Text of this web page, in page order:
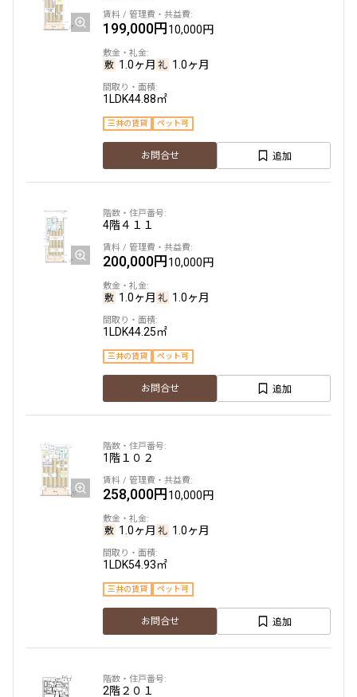
お問合せ
12階１２０１
350,000円15,000円
1.0ヶ月 無
新築 三井の賃貸
お問合せ
3階３０２
382,000円18,000円
1.0ヶ月 無
新築 三井の賃貸
お問合せ
4階 ４０２
1.0ヶ月 無
1LDK44.30㎡
4階 ４０５
1.0ヶ月 無
1LDK43.36㎡
6階６１７
275,000円15,000円
1.0ヶ月 無
三井の賃貸 ペット可
199,000円10,000円
1.0ヶ月 1.0ヶ月
1LDK44.88㎡
三井の賃貸 ペット可
お問合せ 追加
4階４１１
200,000円10,000円
1.0ヶ月 1.0ヶ月
1LDK44.25㎡
三井の賃貸 ペット可
お問合せ 追加
1階１０２
258,000円10,000円
1.0ヶ月 1.0ヶ月
1LDK54.93㎡
三井の賃貸 ペット可
お問合せ 追加
2階２０１